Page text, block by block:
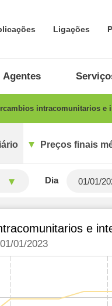
Ligações
Agentes
intracomunitarios e
Preços finais
Dia
e
01/2023